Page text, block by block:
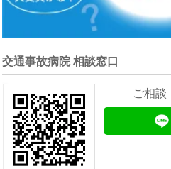
交通事故病院 相談窓口
ご相談